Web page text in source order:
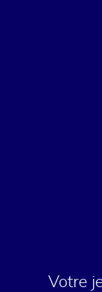
Votre